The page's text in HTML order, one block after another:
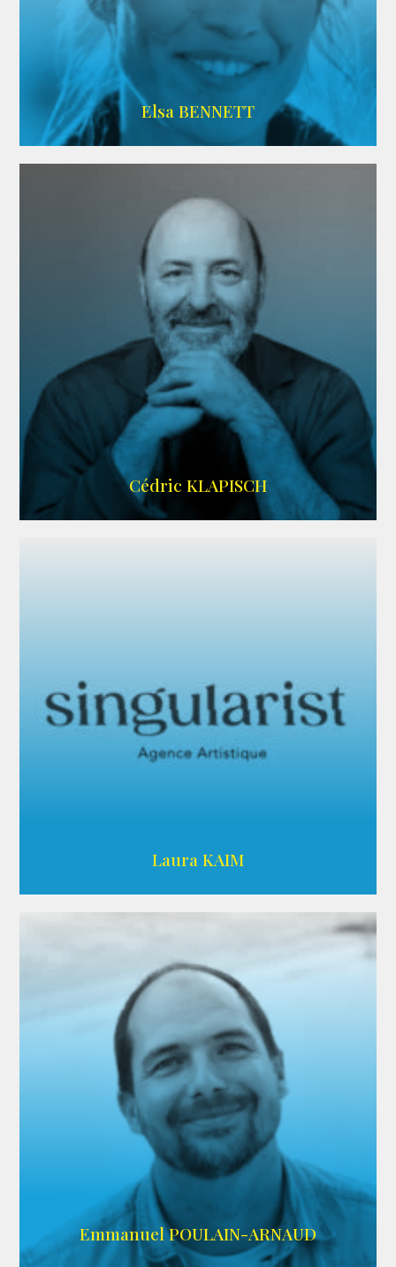
Elsa BENNETT
Cédric KLAPISCH
Laura KAIM
AGENCE SINGULARIST
Emmanuel POULAIN-ARNAUD